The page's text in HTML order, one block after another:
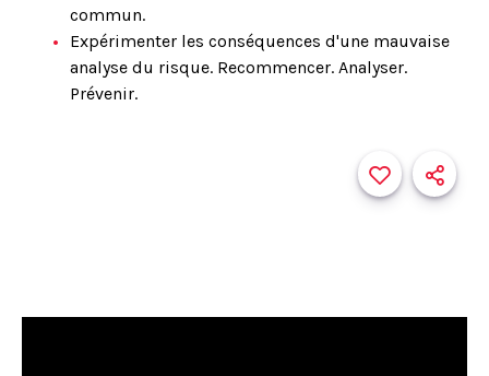
commun.
Expérimenter les conséquences d'une mauvaise
analyse du risque. Recommencer. Analyser.
Prévenir.